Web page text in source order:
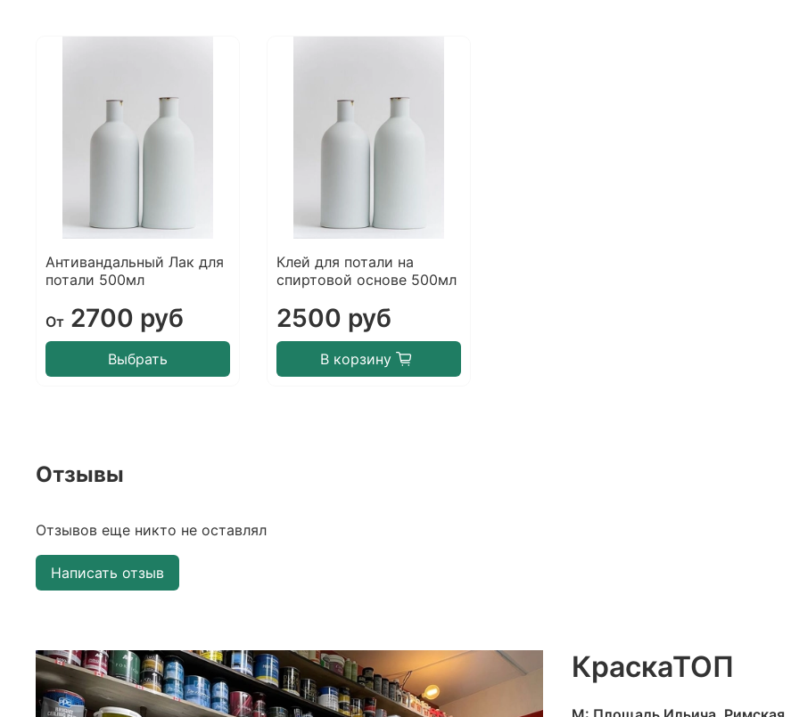
Антивандальный Лак для
потали 500мл
От 2700 руб
Выбрать
Клей для потали на
спиртовой основе 500мл
2500 руб
В корзину
Отзывы
Отзывов еще никто не оставлял
Написать отзыв
КраскаТОП